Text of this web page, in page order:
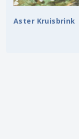
Aster Kruisbrink